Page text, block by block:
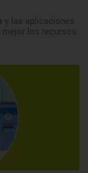
y las aplicaciones
mejor los recursos